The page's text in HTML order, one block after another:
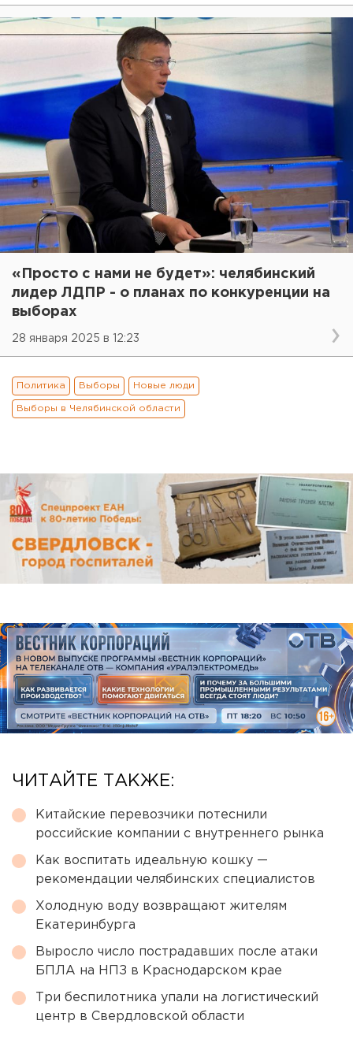
«Просто с нами не будет»: челябинский
лидер ЛДПР - о планах по конкуренции на
выборах
28 января 2025 в 12:23
Политика Выборы Новые люди
Выборы в Челябинской области
ЧИТАЙТЕ ТАКЖЕ:
Китайские перевозчики потеснили
российские компании с внутреннего рынка
Как воспитать идеальную кошку —
рекомендации челябинских специалистов
Холодную воду возвращают жителям
Екатеринбурга
Выросло число пострадавших после атаки
БПЛА на НПЗ в Краснодарском крае
Три беспилотника упали на логистический
центр в Свердловской области